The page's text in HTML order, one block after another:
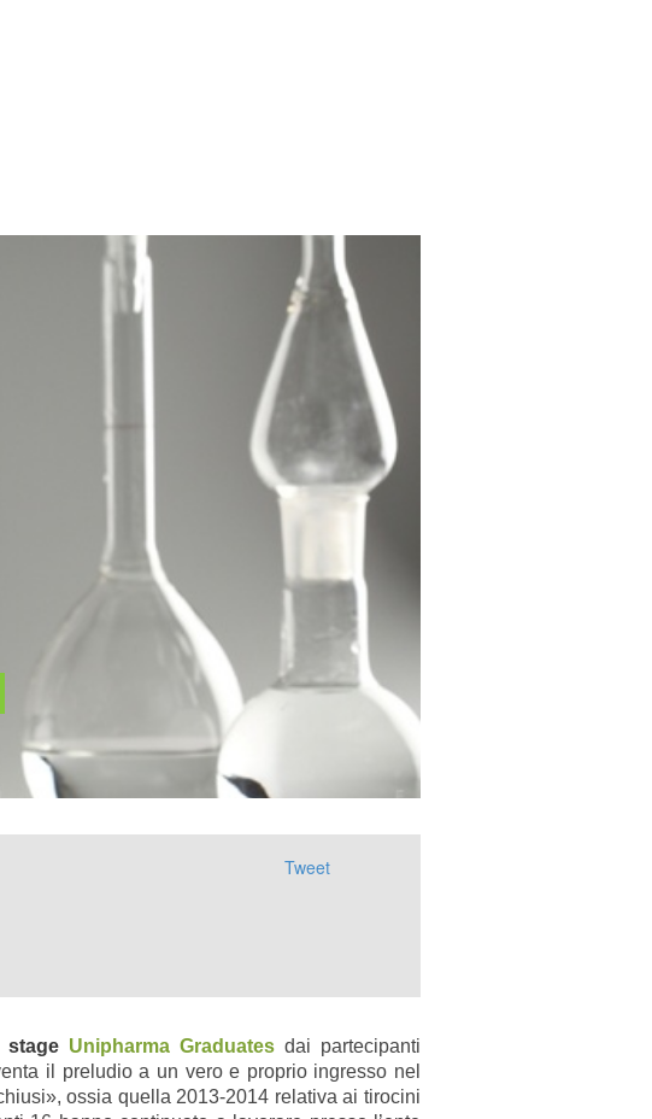
Tweet
stage Unipharma Graduates dai partecipanti
il preludio a un vero e proprio ingresso nel
ossia quella 2013-2014 relativa ai tirocini